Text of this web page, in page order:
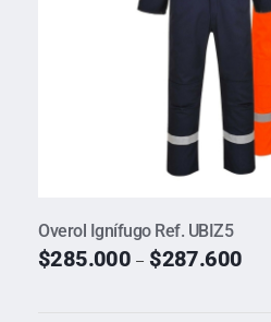
Overol Ignífugo Ref. UBIZ5
$285.000 – $287.600